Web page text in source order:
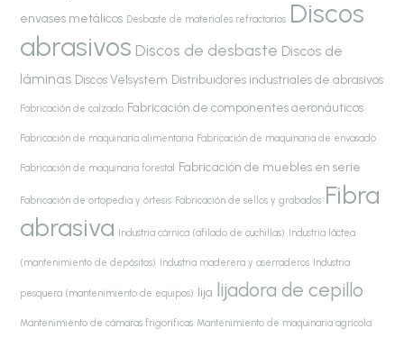
envases metálicos Desbaste de materiales refractarios Discos
abrasivos Discos de desbaste Discos de
láminas Discos Velsystem Distribuidores industriales de abrasivos
Fabricación de calzado Fabricación de componentes aeronáuticos
Fabricación de maquinaria alimentaria Fabricación de maquinaria de envasado
Fabricación de maquinaria forestal Fabricación de muebles en serie
Fabricación de ortopedia y órtesis Fabricación de sellos y grabados Fibra
abrasiva
Industria cárnica (afilado de cuchillas) Industria láctea
(mantenimiento de depósitos) Industria maderera y aserraderos Industria
pesquera (mantenimiento de equipos) lija lijadora de cepillo
Mantenimiento de cámaras frigoríficas Mantenimiento de maquinaria agrícola